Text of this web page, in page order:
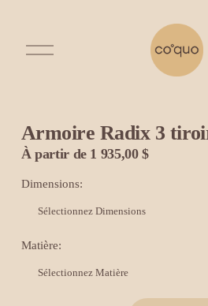
O
u
l
e
m
n
Armoire Radix 3
À partir de 1 935,00 $
Dimensions:
Matière: